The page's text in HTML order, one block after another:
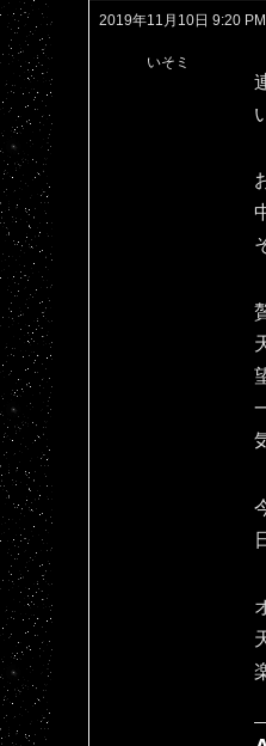
2019年11月10日 9:20 PM
いそミ